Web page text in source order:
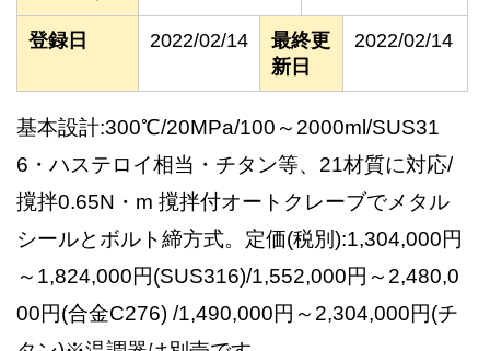
登録日 2022/02/14
最終更
新日
2022/02/14
基本設計:300℃/20MPa/100～2000ml/SUS31
6・ハステロイ相当・チタン等、21材質に対応/
撹拌0.65N・m 撹拌付オートクレーブでメタル
シールとボルト締方式。定価(税別):1,304,000円
～1,824,000円(SUS316)/1,552,000円～2,480,0
00円(合金C276) /1,490,000円～2,304,000円(チ